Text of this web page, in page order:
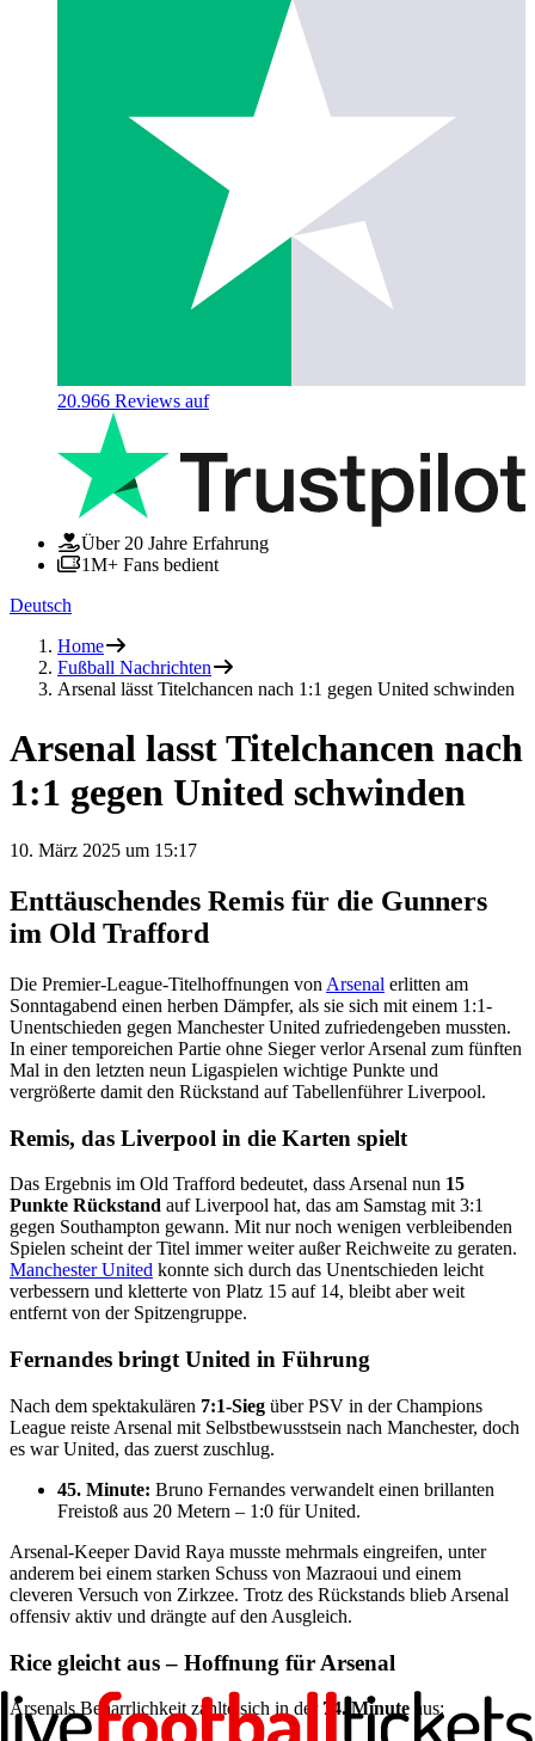
20.966 Reviews auf
Über 20 Jahre Erfahrung
1M+ Fans bedient
Deutsch
Home
Fußball Nachrichten
Arsenal lässt Titelchancen nach 1:1 gegen United schwinden
Arsenal lasst Titelchancen nach
1:1 gegen United schwinden
10. März 2025 um 15:17
Enttäuschendes Remis für die Gunners
im Old Trafford
Die Premier-League-Titelhoffnungen von Arsenal erlitten am
Sonntagabend einen herben Dämpfer, als sie sich mit einem 1:1-
Unentschieden gegen Manchester United zufriedengeben mussten.
In einer temporeichen Partie ohne Sieger verlor Arsenal zum fünften
Mal in den letzten neun Ligaspielen wichtige Punkte und
vergrößerte damit den Rückstand auf Tabellenführer Liverpool.
Remis, das Liverpool in die Karten spielt
Das Ergebnis im Old Trafford bedeutet, dass Arsenal nun 15
Punkte Rückstand auf Liverpool hat, das am Samstag mit 3:1
gegen Southampton gewann. Mit nur noch wenigen verbleibenden
Spielen scheint der Titel immer weiter außer Reichweite zu geraten.
Manchester United konnte sich durch das Unentschieden leicht
verbessern und kletterte von Platz 15 auf 14, bleibt aber weit
entfernt von der Spitzengruppe.
Fernandes bringt United in Führung
Nach dem spektakulären 7:1-Sieg über PSV in der Champions
League reiste Arsenal mit Selbstbewusstsein nach Manchester, doch
es war United, das zuerst zuschlug.
45. Minute: Bruno Fernandes verwandelt einen brillanten
Freistoß aus 20 Metern – 1:0 für United.
Arsenal-Keeper David Raya musste mehrmals eingreifen, unter
anderem bei einem starken Schuss von Mazraoui und einem
cleveren Versuch von Zirkzee. Trotz des Rückstands blieb Arsenal
offensiv aktiv und drängte auf den Ausgleich.
Rice gleicht aus – Hoffnung für Arsenal
Arsenals Beharrlichkeit zahlte sich in der 74. Minute aus: